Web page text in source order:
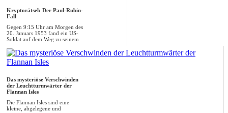
Kryptorätsel: Der Paul-Rubin-
Fall
Gegen 9:15 Uhr am Morgen des
20. Januars 1953 fand ein US-
Soldat auf dem Weg zu seinem
Das mysteriöse Verschwinden
der Leuchtturmwärter der
Flannan Isles
Die Flannan Isles sind eine
kleine, abgelegene und